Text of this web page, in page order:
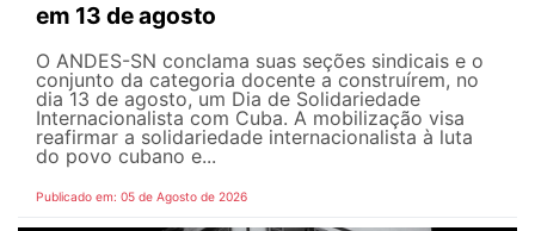
em 13 de agosto
O ANDES-SN conclama suas seções sindicais e o
conjunto da categoria docente a construírem, no
dia 13 de agosto, um Dia de Solidariedade
Internacionalista com Cuba. A mobilização visa
reafirmar a solidariedade internacionalista à luta
do povo cubano e...
Publicado em: 05 de Agosto de 2026